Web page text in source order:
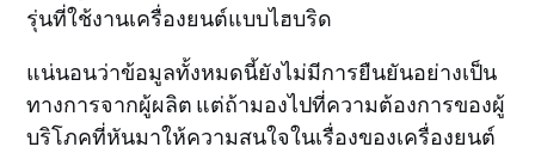
รุ่นที่ใช้งานเครื่องยนต์แบบไฮบริด
แน่นอนว่าข้อมูลทั้งหมดนี้ยังไม่มีการยืนยันอย่างเป็น
ทางการจากผู้ผลิต แต่ถ้ามองไปที่ความต้องการของผู้
บริโภคที่หันมาให้ความสนใจในเรื่องของเครื่องยนต์